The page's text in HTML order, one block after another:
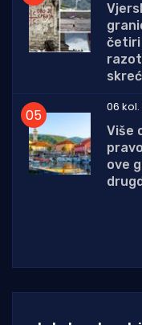
četiri
06
Više
ove